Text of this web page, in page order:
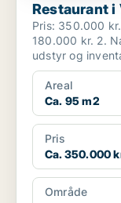
Restaurant i
Pris: 350.000
180.000 kr. 2.
Areal
Ca. 95 m2
Pris
Ca. 350.000
Område